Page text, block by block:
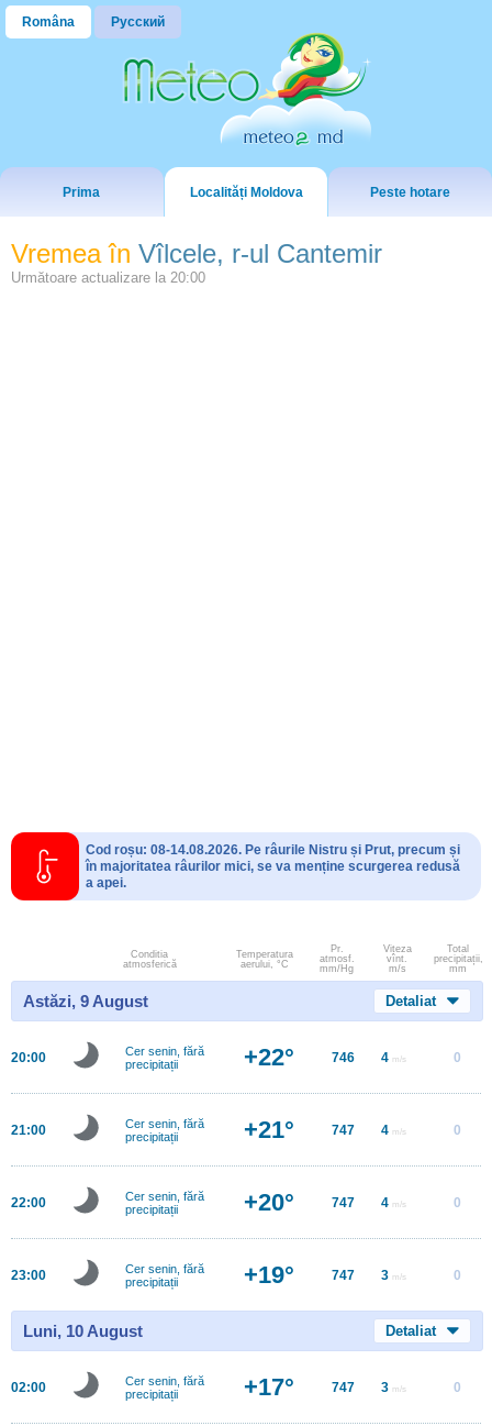
Româna Русский
Prima Localități Moldova Peste hotare
Vremea în Vîlcele, r-ul Cantemir
Următoare actualizare la 20:00
Cod roșu: 08-14.08.2026. Pe râurile Nistru și Prut, precum și
în majoritatea râurilor mici, se va menține scurgerea redusă
a apei.
Conditia
atmosferică
Temperatura
aerului, °C
Pr.
atmosf.
mm/Hg
Viteza
vînt.
m/s
Total
precipitații,
mm
Astăzi, 9 August Detaliat
20:00
Cer senin, fără
precipitații
+22° 746 4 m/s 0
21:00
Cer senin, fără
precipitații
+21° 747 4 m/s 0
22:00
Cer senin, fără
precipitații
+20° 747 4 m/s 0
23:00
Cer senin, fără
precipitații
+19° 747 3 m/s 0
Luni, 10 August Detaliat
02:00
Cer senin, fără
precipitații
+17° 747 3 m/s 0